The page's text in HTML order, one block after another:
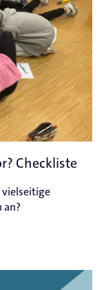
Checkliste
vielseitige